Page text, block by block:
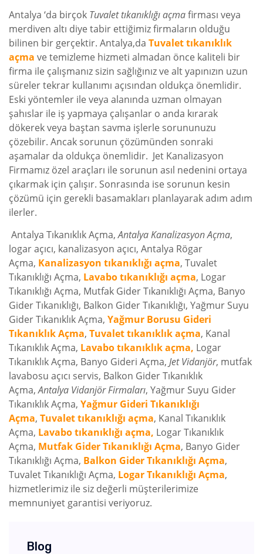
Antalya ‘da birçok Tuvalet tıkanıklığı açmafirması veya
merdiven altı diye tabir ettiğimiz firmaların olduğu
bilinen bir gerçektir. Antalya,da Tuvalet tıkanıklık
açma ve temizleme hizmeti almadan önce kaliteli bir
firma ile çalışmanız sizin sağlığınız ve alt yapınızın uzun
süreler tekrar kullanımı açısından oldukça önemlidir.
Eski yöntemler ile veya alanında uzman olmayan
şahıslar ile iş yapmaya çalışanlar o anda kırarak
dökerek veya baştan savma işlerle sorununuzu
çözebilir. Ancak sorunun çözümünden sonraki
aşamalar da oldukça önemlidir. Jet Kanalizasyon
Firmamız özel araçları ile sorunun asıl nedenini ortaya
çıkarmak için çalışır. Sonrasında ise sorunun kesin
çözümü için gerekli basamakları planlayarak adım adım
ilerler.
Antalya Tıkanıklık Açma, Antalya Kanalizasyon Açma,
logar açıcı, kanalizasyon açıcı, Antalya Rögar
Açma, Kanalizasyon tıkanıklığı açma, Tuvalet
Tıkanıklığı Açma, Lavabo tıkanıklığı açma, Logar
Tıkanıklığı Açma, Mutfak Gider Tıkanıklığı Açma, Banyo
Gider Tıkanıklığı, Balkon Gider Tıkanıklığı, Yağmur Suyu
Gider Tıkanıklık Açma, Yağmur Borusu Gideri
Tıkanıklık Açma, Tuvalet tıkanıklık açma, Kanal
Tıkanıklık Açma, Lavabo tıkanıklık açma, Logar
Tıkanıklık Açma, Banyo Gideri Açma, Jet Vidanjör, mutfak
lavabosu açıcı servis, Balkon Gider Tıkanıklık
Açma, Antalya Vidanjör Firmaları, Yağmur Suyu Gider
Tıkanıklık Açma, Yağmur Gideri Tıkanıklığı
Açma, Tuvalet tıkanıklığı açma, Kanal Tıkanıklık
Açma, Lavabo tıkanıklığı açma, Logar Tıkanıklık
Açma, Mutfak Gider Tıkanıklığı Açma, Banyo Gider
Tıkanıklığı Açma, Balkon Gider Tıkanıklığı Açma,
Tuvalet Tıkanıklığı Açma, Logar Tıkanıklığı Açma,
hizmetlerimiz ile siz değerli müşterilerimize
memnuniyet garantisi veriyoruz.
Blog